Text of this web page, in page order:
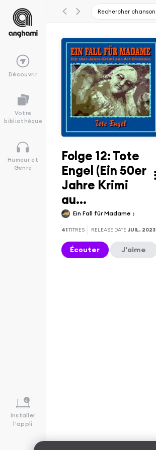
Découvrir
Votre
bibliothèque
Humeur et
Genre
Installer
l'appli
Folge 12: Tote
Engel (Ein 50er
Jahre Krimi
au...
Ein Fall für Madame
41TITRES RELEASE DATE JUIL. 2023
Écouter J'aime